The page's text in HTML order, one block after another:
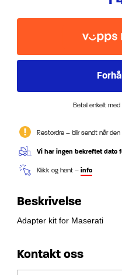
Betal enkelt med
Restordre – blir sendt når den
Vi har ingen bekreftet dato
Klikk og hent – info
Beskrivelse
Adapter kit for Maserati
Kontakt oss